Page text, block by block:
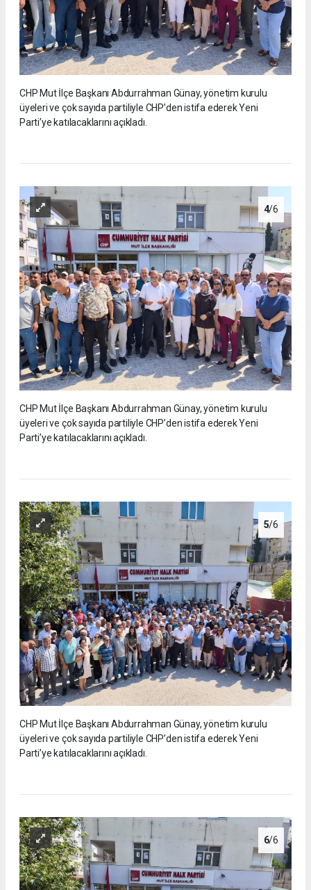
CHP Mut İlçe Başkanı Abdurrahman Günay, yönetim kurulu
üyeleri ve çok sayıda partiliyle CHP’den istifa ederek Yeni
Parti’ye katılacaklarını açıkladı.
4/6
CHP Mut İlçe Başkanı Abdurrahman Günay, yönetim kurulu
üyeleri ve çok sayıda partiliyle CHP’den istifa ederek Yeni
Parti’ye katılacaklarını açıkladı.
5/6
CHP Mut İlçe Başkanı Abdurrahman Günay, yönetim kurulu
üyeleri ve çok sayıda partiliyle CHP’den istifa ederek Yeni
Parti’ye katılacaklarını açıkladı.
6/6